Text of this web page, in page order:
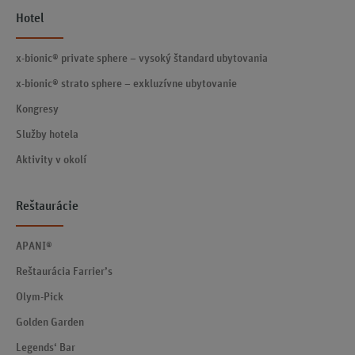
Hotel
x-bionic® private sphere – vysoký štandard ubytovania
x-bionic® strato sphere – exkluzívne ubytovanie
Kongresy
Služby hotela
Aktivity v okolí
Reštaurácie
APANI®
Reštaurácia Farrier’s
Olym-Pick
Golden Garden
Legends‘ Bar